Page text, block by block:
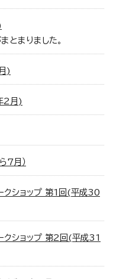
とまりました。
)
2月)
7月）
クショップ 第1回(平成30
クショップ 第2回(平成31